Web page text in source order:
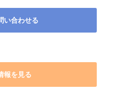
い合わせる
報を見る